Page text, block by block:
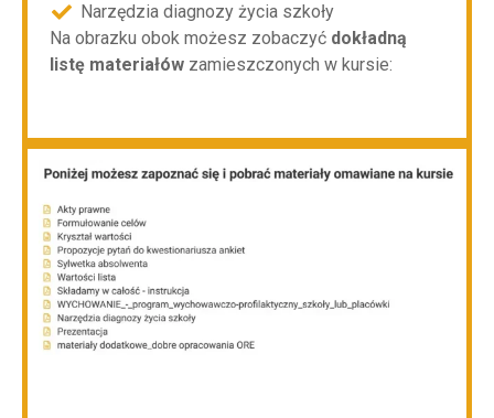
Narzędzia diagnozy życia szkoły
Na obrazku obok możesz zobaczyć dokładną
listę materiałów zamieszczonych w kursie: